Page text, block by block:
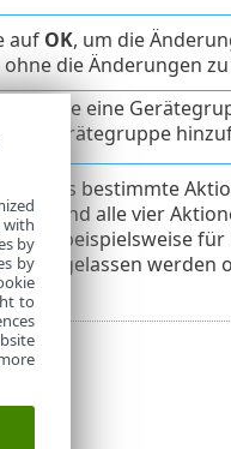
auf OK, um die
die Änderungen
Sie eine
Gerätegruppe
Sie, dass bestimmte
sind alle vier
ist beispielsweise für
zugelassen werden
with
by
by
to